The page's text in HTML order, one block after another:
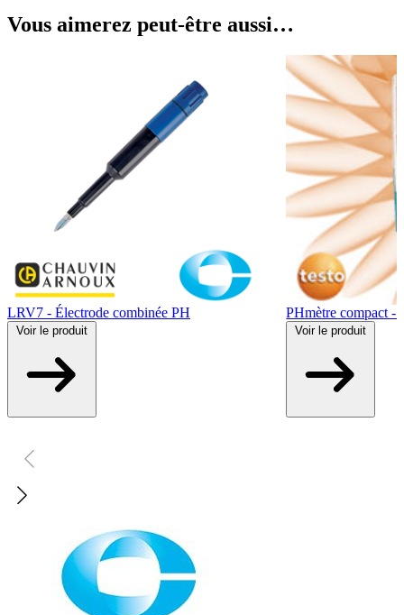
Vous aimerez peut-être aussi…
LRV7 - Électrode combinée PH
Voir le produit
PHmètre compact -
Voir le produit